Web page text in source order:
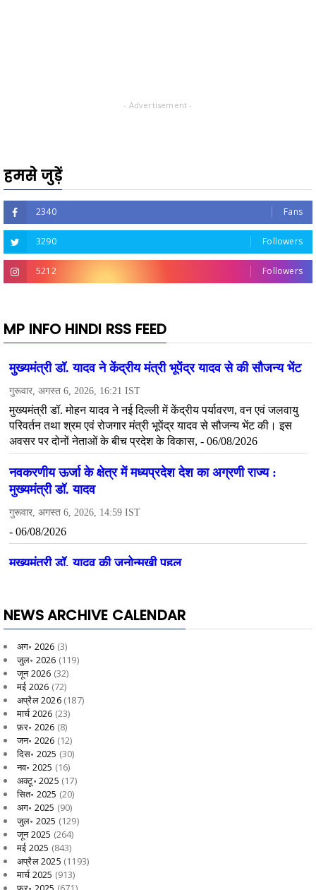
- Advertisement -
हमसे जुड़ें
2340 Fans
3290 Followers
5212 Followers
MP INFO HINDI RSS FEED
NEWS ARCHIVE CALENDAR
अग॰ 2026 (3)
जुल॰ 2026 (119)
जून 2026 (32)
मई 2026 (72)
अप्रैल 2026(187)
मार्च 2026 (23)
फ़र॰ 2026 (8)
जन॰ 2026 (12)
दिस॰ 2025 (30)
नव॰ 2025 (16)
अक्टू॰ 2025 (17)
सित॰ 2025 (20)
अग॰ 2025 (90)
जुल॰ 2025 (129)
जून 2025 (264)
मई 2025 (843)
अप्रैल 2025 (1193)
मार्च 2025 (913)